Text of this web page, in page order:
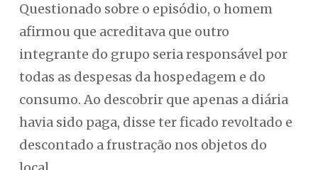
Questionado sobre o episódio, o homem
afirmou que acreditava que outro
integrante do grupo seria responsável por
todas as despesas da hospedagem e do
consumo. Ao descobrir que apenas a diária
havia sido paga, disse ter ficado revoltado e
descontado a frustração nos objetos do